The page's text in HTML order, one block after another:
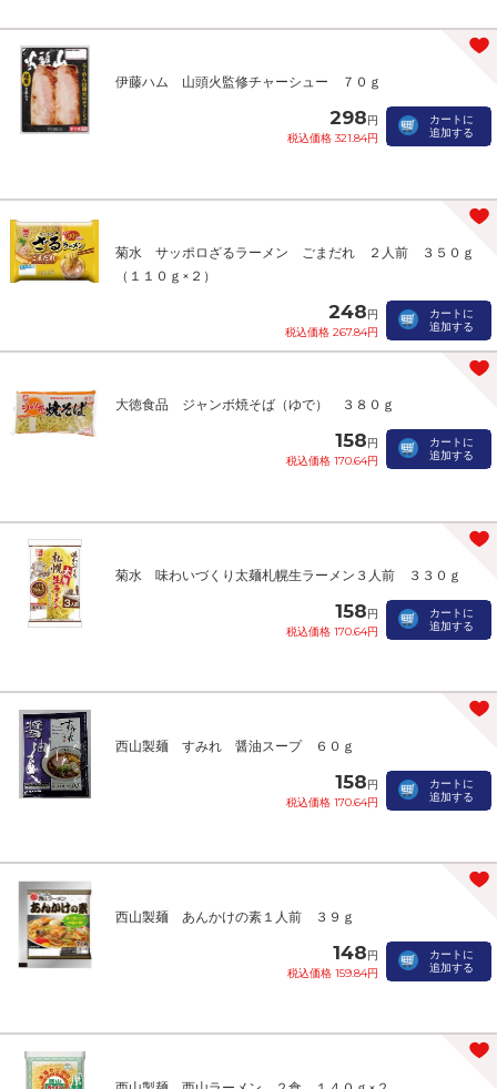
伊藤ハム 山頭火監修チャーシュー ７０ｇ
298円
税込価格 321.84円
カートに
追加する
菊水 サッポロざるラーメン ごまだれ ２人前 ３５０ｇ
（１１０ｇ×２）
248円
税込価格 267.84円
カートに
追加する
大徳食品 ジャンボ焼そば（ゆで） ３８０ｇ
158円
税込価格 170.64円
カートに
追加する
菊水 味わいづくり太麺札幌生ラーメン３人前 ３３０ｇ
158円
税込価格 170.64円
カートに
追加する
西山製麺 すみれ 醤油スープ ６０ｇ
158円
税込価格 170.64円
カートに
追加する
西山製麺 あんかけの素１人前 ３９ｇ
148円
税込価格 159.84円
カートに
追加する